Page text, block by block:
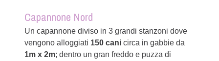
Capannone Nord
Un capannone diviso in 3 grandi stanzoni dove
vengono alloggiati 150 cani circa in gabbie da
1m x 2m; dentro un gran freddo e puzza di